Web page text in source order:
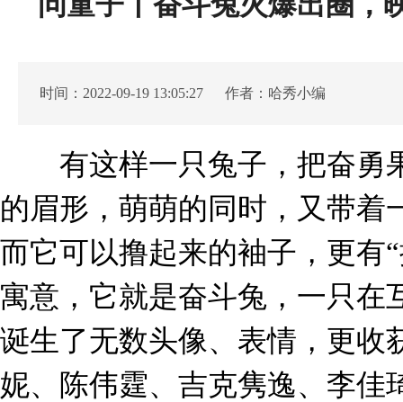
时间：2022-09-19 13:05:27 作者：哈秀小编
有这样一只兔子，把奋勇
的眉形，萌萌的同时，又带着
而它可以撸起来的袖子，更有
寓意，它就是奋斗兔，一只在
诞生了无数头像、表情，更收
妮、陈伟霆、吉克隽逸、李佳